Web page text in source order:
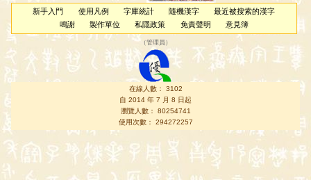
新手入門 使用凡例 字庫統計 隨機漢字
最近被搜索的漢字
鳴謝
製作單位 私隱政策 免責聲明 意見簿
（管理員 ）
在線人數： 3102
自 2014 年 7 月 8 日起
瀏覽人數： 80254741
使用次數： 294272257